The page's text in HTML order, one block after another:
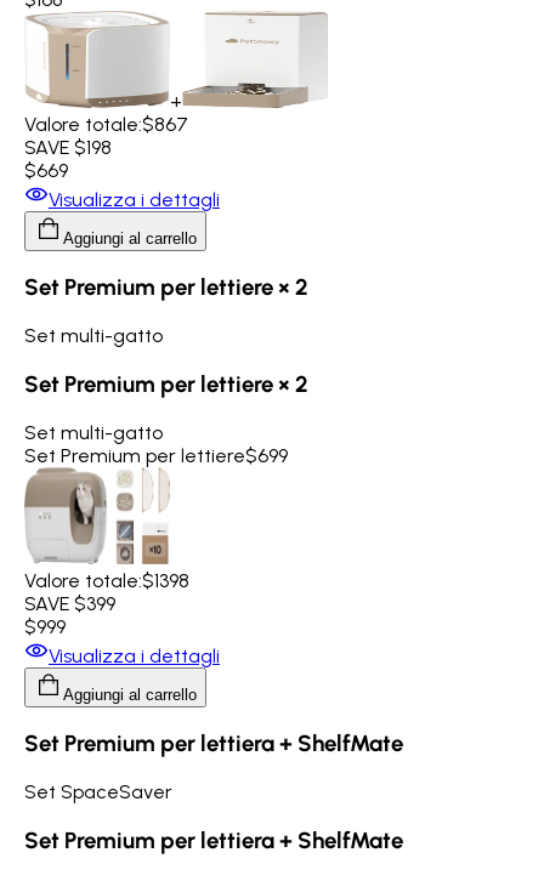
+
Valore totale:$867
SAVE $198
$669
Visualizza i dettagli
Aggiungi al carrello
Set Premium per lettiere × 2
Set multi-gatto
Set Premium per lettiere × 2
Set multi-gatto
Set Premium per lettiere$699
Valore totale:$1398
SAVE $399
$999
Visualizza i dettagli
Aggiungi al carrello
Set Premium per lettiera + ShelfMate
Set SpaceSaver
Set Premium per lettiera + ShelfMate